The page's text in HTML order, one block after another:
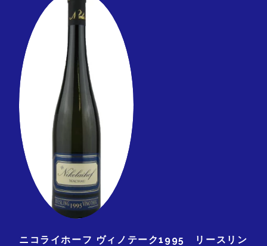
ニコライホーフ ヴィノテーク1995 リースリン